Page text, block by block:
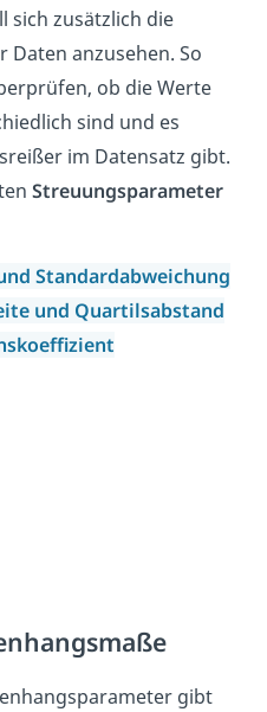
sich zusätzlich die
Daten anzusehen. So
ob die Werte
sind und es
im Datensatz gibt.
Streuungsparameter
Standardabweichung
und Quartilsabstand
gibt